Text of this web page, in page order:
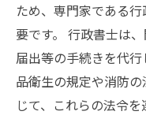
ため、専門家である
要です。 行政書士は
届出等の手続きを代
品衛生の規定や消防
じて、これらの法令を